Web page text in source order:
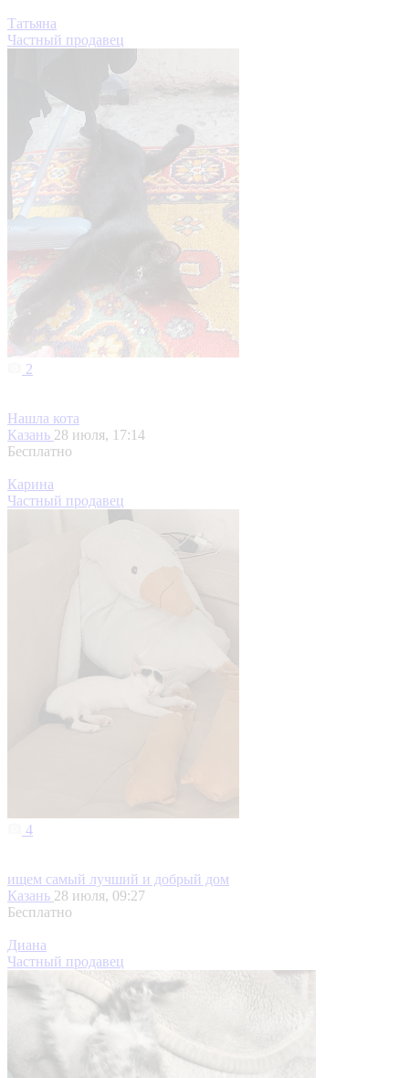
Татьяна
Частный продавец
2
Нашла кота
Казань 28 июля, 17:14
Бесплатно
Карина
Частный продавец
4
ищем самый лучший и добрый дом
Казань 28 июля, 09:27
Бесплатно
Диана
Частный продавец